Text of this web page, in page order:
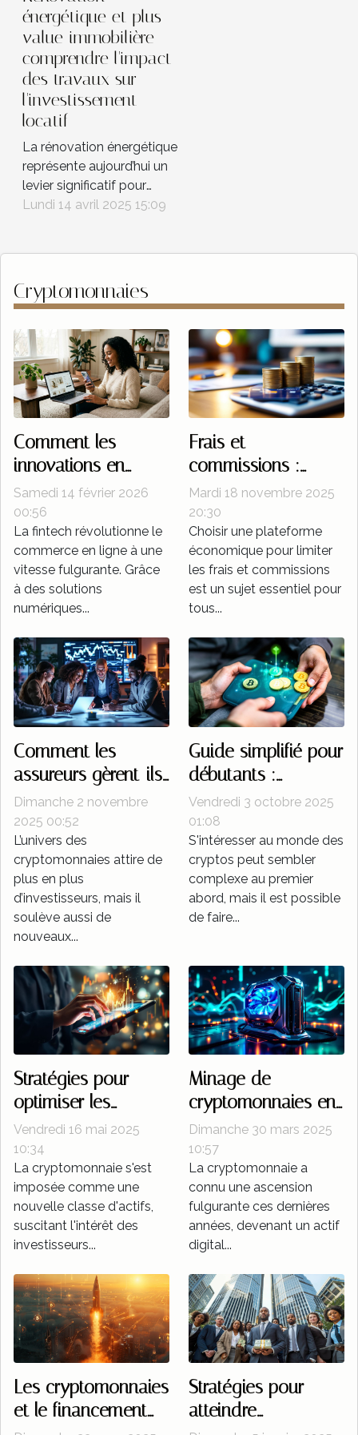
énergétique et plus-
value immobilière
comprendre l'impact
des travaux sur
l'investissement
locatif
La rénovation énergétique
représente aujourd’hui un
levier significatif pour
augmenter la valeur d’un
Entre économies d’énergie
et attractivité accrue sur le
l'impact de ces travaux
devient fondamental
pour...
Lundi 14 avril 2025 15:09
Cryptomonnaies
Comment les
innovations en
fintech
transforment-elles le
commerce en ligne
?
Samedi 14 février 2026
00:56
La fintech révolutionne le
commerce en ligne à une
vitesse fulgurante. Grâce
à des solutions
numériques...
Frais et
commissions :
comment choisir
une plateforme
économique ?
Mardi 18 novembre 2025
20:30
Choisir une plateforme
économique pour limiter
les frais et commissions
est un sujet essentiel pour
tous...
Comment les
assureurs gèrent-ils
les risques liés aux
cryptomonnaies ?
Dimanche 2 novembre
2025 00:52
L’univers des
cryptomonnaies attire de
plus en plus
d’investisseurs, mais il
soulève aussi de
nouveaux...
Guide simplifié pour
débutants :
Premiers pas dans
l'achat de cryptos
Vendredi 3 octobre 2025
01:08
S'intéresser au monde des
cryptos peut sembler
complexe au premier
abord, mais il est possible
de faire...
Stratégies pour
optimiser les
avantages fiscaux
des investissements
en cryptomonnaies
Vendredi 16 mai 2025
10:34
La cryptomonnaie s'est
imposée comme une
nouvelle classe d'actifs,
suscitant l'intérêt des
investisseurs...
Minage de
cryptomonnaies en
2023 tendances et
viabilité
Dimanche 30 mars 2025
10:57
La cryptomonnaie a
connu une ascension
fulgurante ces dernières
années, devenant un actif
digital...
Les cryptomonnaies
et le financement
Stratégies pour
atteindre